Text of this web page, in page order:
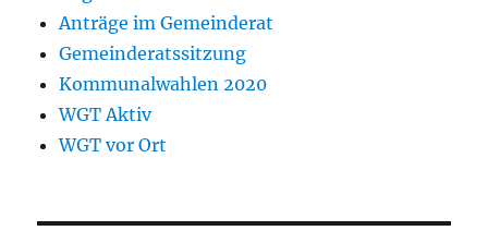
Anträge im Gemeinderat
Gemeinderatssitzung
Kommunalwahlen 2020
WGT Aktiv
WGT vor Ort